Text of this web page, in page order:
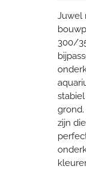
Juwel
300/
zijn